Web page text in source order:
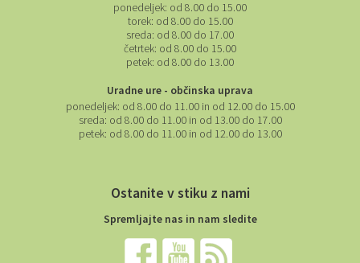
ponedeljek: od 8.00 do 15.00
torek: od 8.00 do 15.00
sreda: od 8.00 do 17.00
četrtek: od 8.00 do 15.00
petek: od 8.00 do 13.00
Uradne ure - občinska uprava
ponedeljek: od 8.00 do 11.00 in od 12.00 do 15.00
sreda: od 8.00 do 11.00 in od 13.00 do 17.00
petek: od 8.00 do 11.00 in od 12.00 do 13.00
Ostanite v stiku z nami
Spremljajte nas in nam sledite